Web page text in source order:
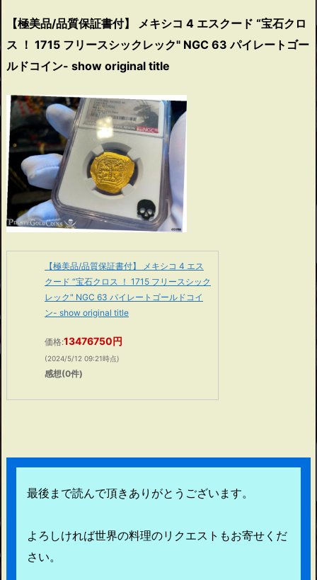
【極美品/品質保証書付】 メキシコ 4 エスクード “宝石クロ
ス ！ 1715 フリースシックレック" NGC 63 パイレートゴー
ルドコイン- show original title
【極美品/品質保証書付】 メキシコ 4 エス
クード “宝石クロス ！ 1715 フリースシック
レック" NGC 63 パイレートゴールドコイ
ン- show original title
価格:13476750円
(2024/5/12 09:21時点)
感想(0件)
最後まで読んで頂きありがとうございます。
よろしければ世界の料理のリクエストもお寄せくだ
さい。